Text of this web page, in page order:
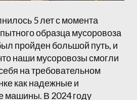
5 лет с момента
образца мусоровоза
пройден большой путь, и
наши мусоровозы смогли
на требовательном
как надежные и
машины. В 2024 году